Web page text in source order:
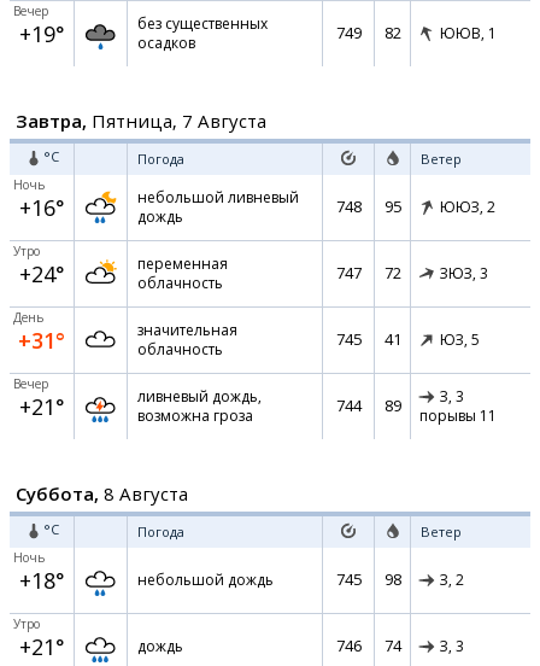
Вечер
+19°
без существенных
осадков
749 82 ЮЮВ, 1
Завтра, Пятница, 7 Августа
°C Погода Ветер
Ночь
+16°
небольшой ливневый
дождь
748 95 ЮЮЗ, 2
Утро
+24°
переменная
облачность
747 72 ЗЮЗ, 3
День
+31°
значительная
облачность
745 41 ЮЗ, 5
Вечер
+21°
ливневый дождь,
возможна гроза
744 89 З, 3
порывы 11
Суббота, 8 Августа
°C Погода Ветер
Ночь
+18° небольшой дождь 745 98 З, 2
Утро
+21° дождь 746 74 З, 3